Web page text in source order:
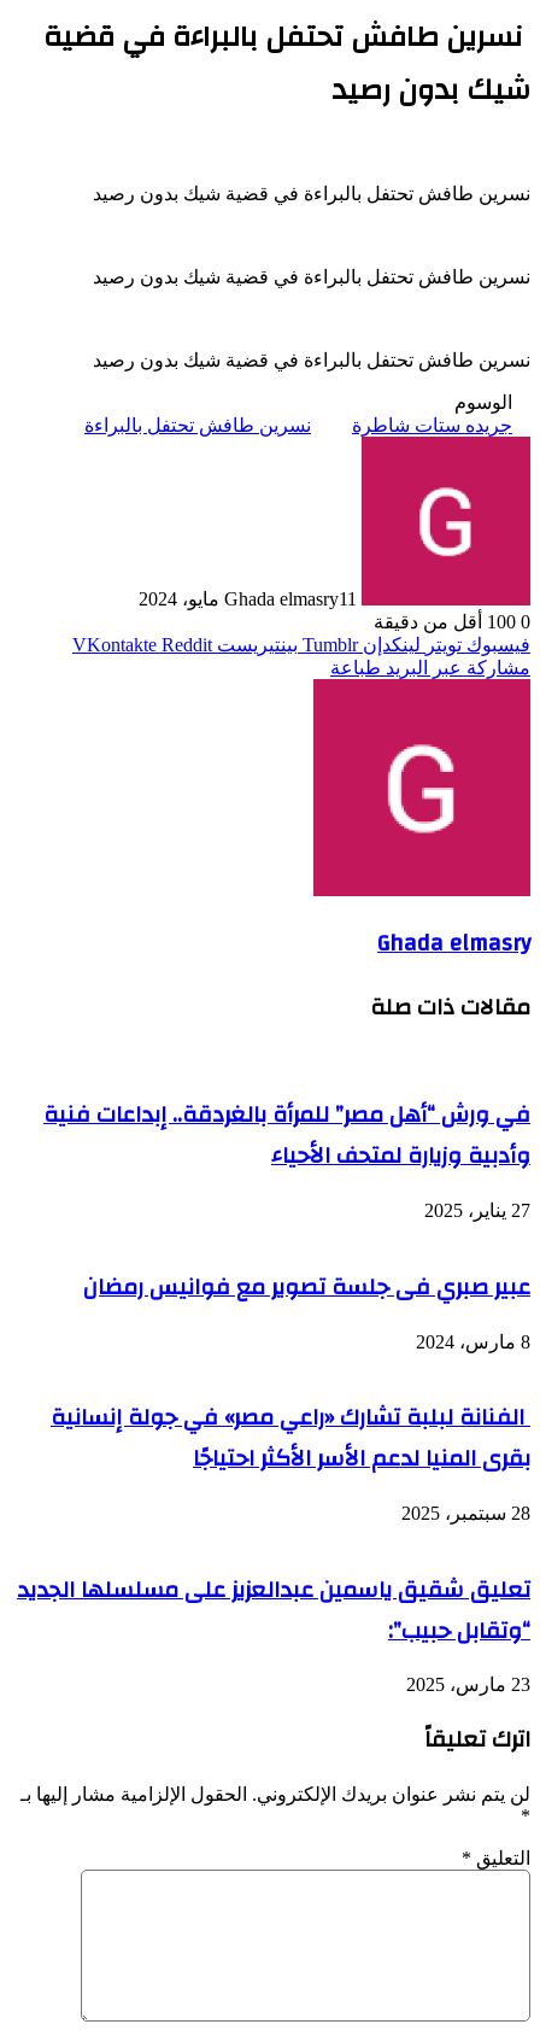
نسرين طافش تحتفل بالبراءة في قضية
شيك بدون رصيد
نسرين طافش تحتفل بالبراءة في قضية شيك بدون رصيد
نسرين طافش تحتفل بالبراءة في قضية شيك بدون رصيد
نسرين طافش تحتفل بالبراءة في قضية شيك بدون رصيد
الوسوم
جريده ستات شاطرة
نسرين طافش تحتفل بالبراءة
Ghada elmasry11 مايو، 2024
0
أقل من دقيقة
فيسبوك تويتر لينكدإن بينتيريست
مشاركة عبر البريد طباعة
Ghada elmasry
مقالات ذات صلة
في ورش “أهل مصر” للمرأة بالغردقة.. إبداعات فنية
وأدبية وزيارة لمتحف الأحياء
27 يناير، 2025
عبير صبري فى جلسة تصوير مع فوانيس رمضان
8 مارس، 2024
الفنانة لبلبة تشارك «راعي مصر» في جولة إنسانية
بقرى المنيا لدعم الأسر الأكثر احتياجًا
28 سبتمبر، 2025
تعليق شقيق ياسمين عبدالعزيز على مسلسلها الجديد
“وتقابل حبيب”:
23 مارس، 2025
اترك تعليقاً
لن يتم نشر عنوان بريدك الإلكتروني. الحقول الإلزامية مشار إليها بـ
*
التعليق *